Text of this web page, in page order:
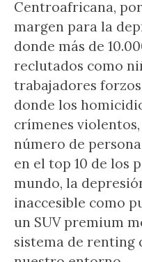
Centroafricana,
margen para la
donde más de
reclutados como
trabajadores
donde los
crímenes
número de
en el top 10 de los
mundo, la
inaccesible como
un SUV premium
sistema de renting